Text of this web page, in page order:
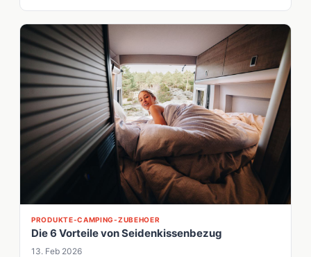
PRODUKTE-CAMPING-ZUBEHOER
Die 6 Vorteile von Seidenkissenbezug
13. Feb 2026